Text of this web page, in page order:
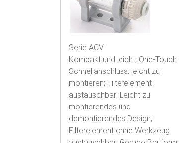
n
g
P
n
Serie ACV
Kompakt und leicht; One-Touch
Schnellanschluss, leicht zu
montieren; Filterelement
austauschbar; Leicht zu
montierendes und
demontierendes Design;
Filterelement ohne Werkzeug